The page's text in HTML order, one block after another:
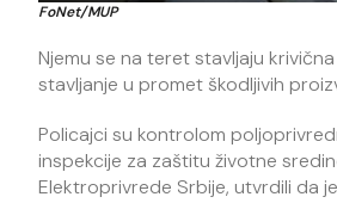
FoNet/MUP
Njemu se na teret stavljaju
stavljanje u promet škodljivih
Policajci su kontrolom
inspekcije za zaštitu životne
Elektroprivrede Srbije, utvrdili da